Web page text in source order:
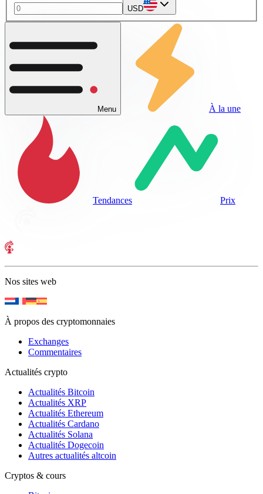
USD
Menu À la une
Tendances Prix
Nos sites web
À propos des cryptomonnaies
Exchanges
Commentaires
Actualités crypto
Actualités Bitcoin
Actualités XRP
Actualités Ethereum
Actualités Cardano
Actualités Solana
Actualités Dogecoin
Autres actualités altcoin
Cryptos & cours